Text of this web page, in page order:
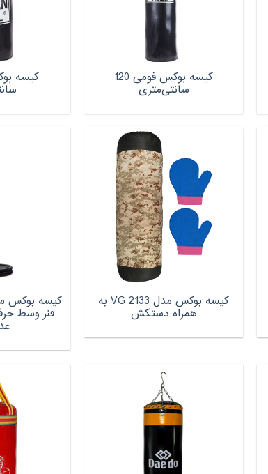
کیسه بوکس فومی 120
سانتی‌متری
کیسه بوکس مدل VG 2133 به
همراه دستکش
کیسه بوکس